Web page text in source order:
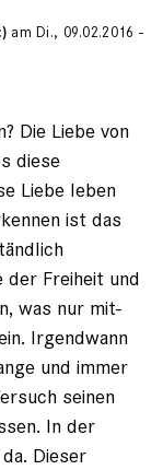
am Di., 09.02.2016 -
Die Liebe von
diese
Liebe leben
ist das
Freiheit und
was nur mit-
Irgendwann
und immer
seinen
In der
Dieser